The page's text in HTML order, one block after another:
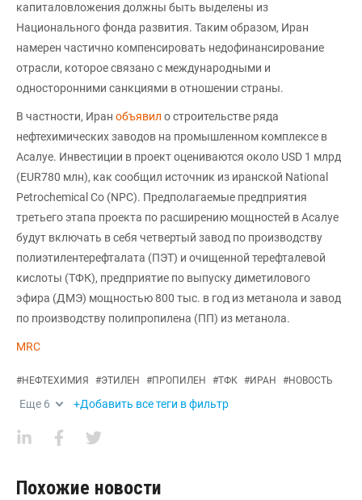
капиталовложения должны быть выделены из
Национального фонда развития. Таким образом, Иран
намерен частично компенсировать недофинансирование
отрасли, которое связано с международными и
односторонними санкциями в отношении страны.
В частности, Иран объявил о строительстве ряда
нефтехимических заводов на промышленном комплексе в
Асалуе. Инвестиции в проект оцениваются около USD 1 млрд
(EUR780 млн), как сообщил источник из иранской National
Petrochemical Co (NPC). Предполагаемые предприятия
третьего этапа проекта по расширению мощностей в Асалуе
будут включать в себя четвертый завод по производству
полиэтилентерефталата (ПЭТ) и очищенной терефталевой
кислоты (ТФК), предприятие по выпуску диметилового
эфира (ДМЭ) мощностью 800 тыс. в год из метанола и завод
по производству полипропилена (ПП) из метанола.
MRC
#НЕФТЕХИМИЯ #ЭТИЛЕН #ПРОПИЛЕН #ТФК #ИРАН #НОВОСТЬ
Еще 6 +Добавить все теги в фильтр
Похожие новости